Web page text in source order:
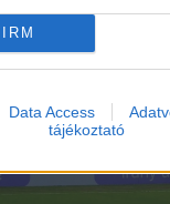
Data Access
tájékoztató